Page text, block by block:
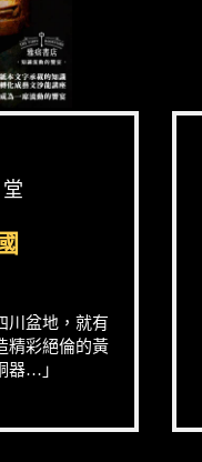
川盆地，就有
精彩絕倫的黃
器…」